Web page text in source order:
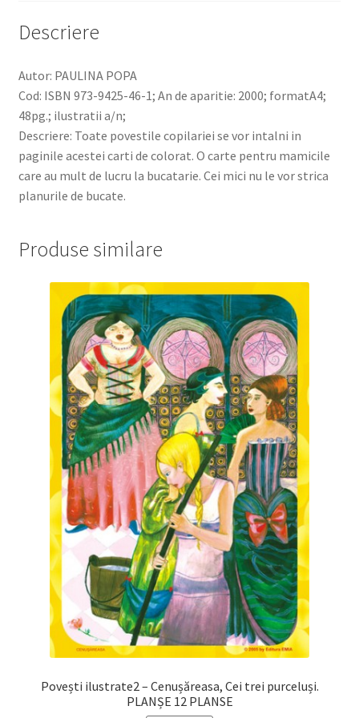
Descriere
Autor: PAULINA POPA
Cod: ISBN 973-9425-46-1; An de aparitie: 2000; formatA4;
48pg.; ilustratii a/n;
Descriere: Toate povestile copilariei se vor intalni in
paginile acestei carti de colorat. O carte pentru mamicile
care au mult de lucru la bucatarie. Cei mici nu le vor strica
planurile de bucate.
Produse similare
Povești ilustrate2 – Cenușăreasa, Cei trei purceluși.
PLANȘE 12 PLANSE